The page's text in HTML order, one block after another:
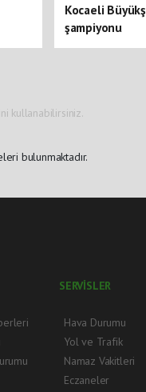
Kocaeli
şampiyonu
kullanabilirsiniz.
bulunmaktadır.
SERVİSLER
Hava Durumu
Yol ve Trafik
Namaz Vakitleri
Eczaneler